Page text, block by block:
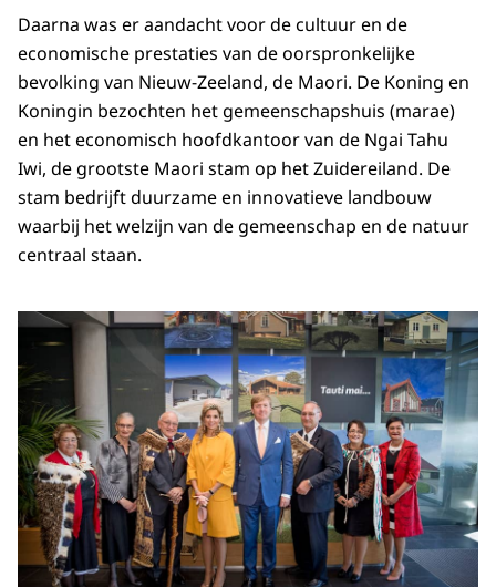
Daarna was er aandacht voor de cultuur en de
economische prestaties van de oorspronkelijke
bevolking van Nieuw-Zeeland, de Maori. De Koning en
Koningin bezochten het gemeenschapshuis (marae)
en het economisch hoofdkantoor van de Ngai Tahu
Iwi, de grootste Maori stam op het Zuidereiland. De
stam bedrijft duurzame en innovatieve landbouw
waarbij het welzijn van de gemeenschap en de natuur
centraal staan.